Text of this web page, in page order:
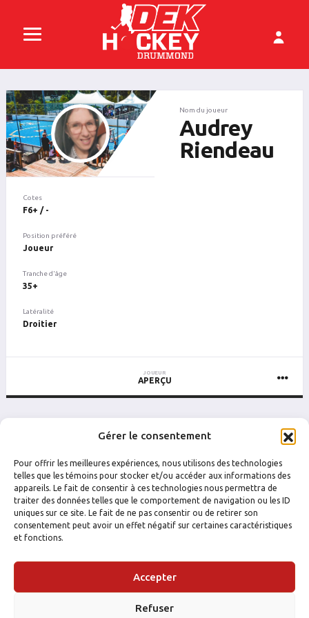
Gérer le consentement
Pour offrir les meilleures expériences, nous utilisons des technologies
telles que les témoins pour stocker et/ou accéder aux informations des
appareils. Le fait de consentir à ces technologies nous permettra de
traiter des données telles que le comportement de navigation ou les ID
uniques sur ce site. Le fait de ne pas consentir ou de retirer son
consentement peut avoir un effet négatif sur certaines caractéristiques
et fonctions.
Accepter
Refuser
Nom du joueur
Audrey
Riendeau
Cotes
F6+ / -
Position préféré
Joueur
Tranche d'âge
35+
Latéralité
Droitier
JOUEUR
APERÇU
DATE CATÉGORIE ÉQUIPE ADVERSAIRE RÉSULTAT B P PTS PUN